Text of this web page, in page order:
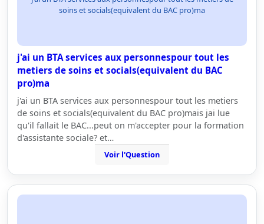
soins et socials(equivalent du BAC pro)ma
j'ai un BTA services aux personnespour tout les
metiers de soins et socials(equivalent du BAC
pro)ma
j'ai un BTA services aux personnespour tout les metiers
de soins et socials(equivalent du BAC pro)mais jai lue
qu'il fallait le BAC...peut on m'accepter pour la formation
d'assistante sociale? et…
Voir l'Question